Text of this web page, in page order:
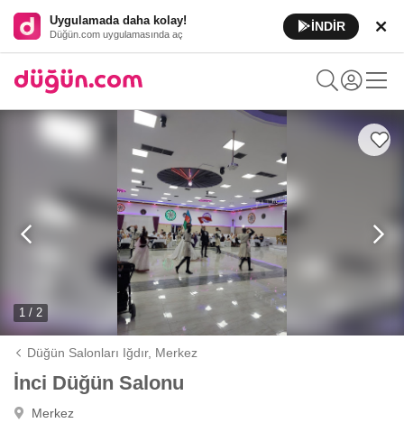
Uygulamada daha kolay!
Düğün.com uygulamasında aç
İNDİR
1 / 2
Düğün Salonları Iğdır, Merkez
İnci Düğün Salonu
Merkez